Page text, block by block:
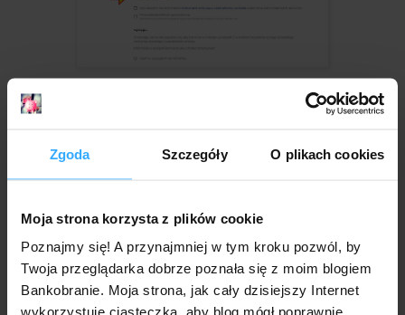
Zgoda Szczegóły O plikach cookies
Moja strona korzysta z plików cookie
Poznajmy się! A przynajmniej w tym kroku pozwól, by
Twoja przeglądarka dobrze poznała się z moim blogiem
Bankobranie. Moja strona, jak cały dzisiejszy Internet
wykorzystuje ciasteczka, aby blog mógł poprawnie
programu mOkazje do zaznaczenia na "Tak":
💍 Pierścień płatniczy w prezencie dla otwierających